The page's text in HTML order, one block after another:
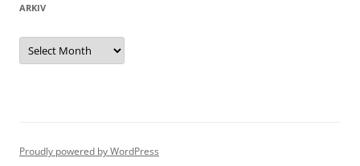
ARKIV
Arkiv
Proudly powered by WordPress